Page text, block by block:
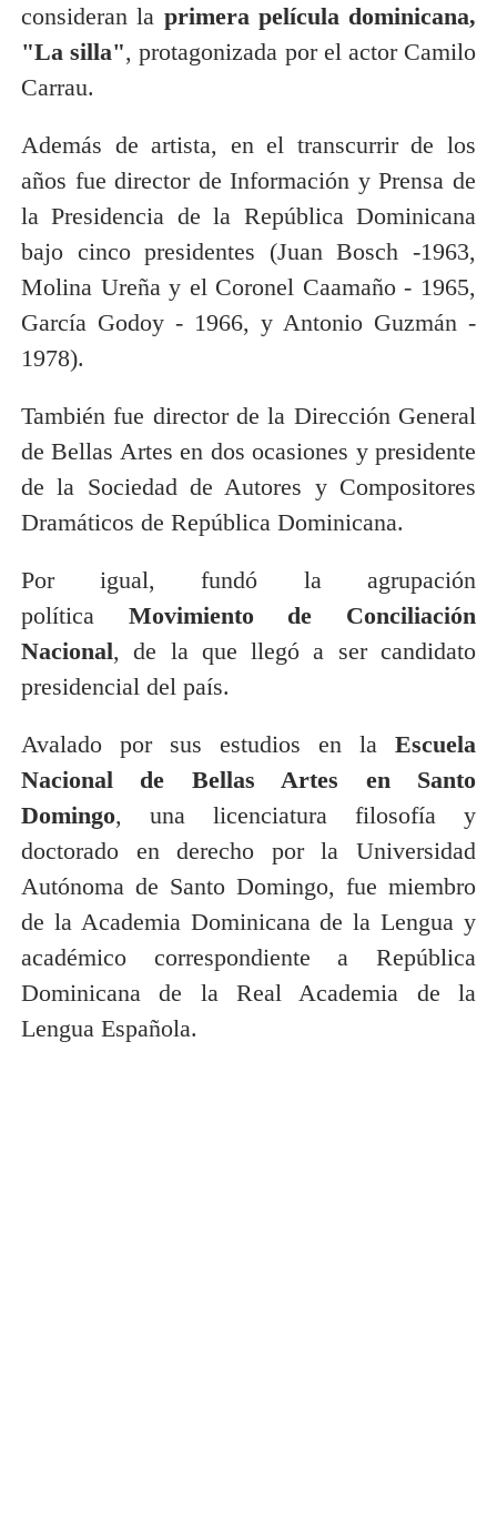
consideran la primera película dominicana,
"La silla", protagonizada por el actor Camilo
Carrau.
Además de artista, en el transcurrir de los
años fue director de Información y Prensa de
la Presidencia de la República Dominicana
bajo cinco presidentes (Juan Bosch -1963,
Molina Ureña y el Coronel Caamaño - 1965,
García Godoy - 1966, y Antonio Guzmán -
1978).
También fue director de la Dirección General
de Bellas Artes en dos ocasiones y presidente
de la Sociedad de Autores y Compositores
Dramáticos de República Dominicana.
Por igual, fundó la agrupación
política Movimiento de Conciliación
Nacional, de la que llegó a ser candidato
presidencial del país.
Avalado por sus estudios en laEscuela
Nacional de Bellas Artes en Santo
Domingo, una licenciatura filosofía y
doctorado en derecho por la Universidad
Autónoma de Santo Domingo, fue miembro
de la Academia Dominicana de la Lengua y
académico correspondiente a República
Dominicana de la Real Academia de la
Lengua Española.